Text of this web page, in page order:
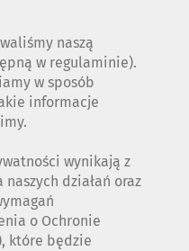
naszą
w regulaminie).
w sposób
informacje
wynikają z
działań oraz
o Ochronie
które będzie